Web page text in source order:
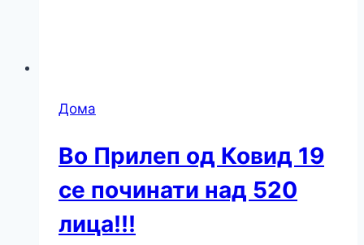
Дома
Во Прилеп од Ковид 19
се починати над 520
лица!!!